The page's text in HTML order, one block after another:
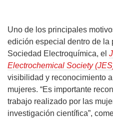
Uno de los principales
edición especial dentro de
Sociedad Electroquímica, el
Electrochemical Society
visibilidad y reconocimiento
mujeres. “Es importante
trabajo realizado por las
investigación científica”,